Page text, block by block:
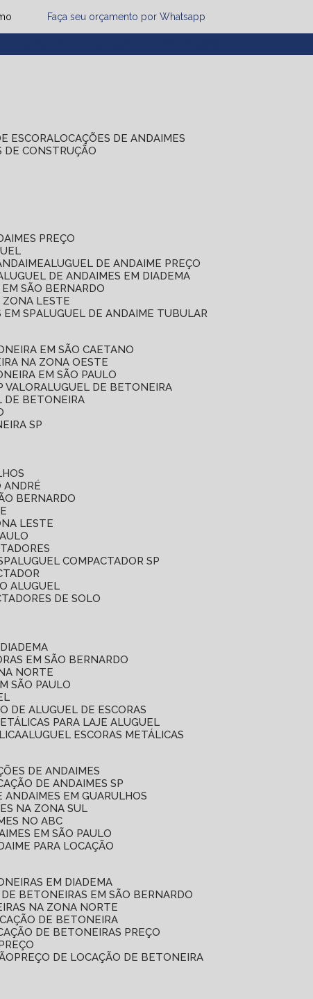
Faça seu orçamento por Whatsapp
ESCORA LOCAÇÕES DE ANDAIMES
DE CONSTRUÇÃO
PREÇO
ALUGUEL DE ANDAIME PREÇO
ALUGUEL DE ANDAIMES EM DIADEMA
EM SÃO BERNARDO
ZONA LESTE
EM SP ALUGUEL DE ANDAIME TUBULAR
EM SÃO CAETANO
NA ZONA OESTE
EM SÃO PAULO
VALOR ALUGUEL DE BETONEIRA
DE BETONEIRA
SP
ANDRÉ
BERNARDO
LESTE
ALUGUEL COMPACTADOR SP
ALUGUEL
DE SOLO
EM SÃO BERNARDO
NORTE
SÃO PAULO
DE ALUGUEL DE ESCORAS
PARA LAJE ALUGUEL
ALUGUEL ESCORAS METÁLICAS
DE ANDAIMES
DE ANDAIMES SP
ANDAIMES EM GUARULHOS
NA ZONA SUL
NO ABC
EM SÃO PAULO
PARA LOCAÇÃO
EM DIADEMA
DE BETONEIRAS EM SÃO BERNARDO
NA ZONA NORTE
DE BETONEIRA
DE BETONEIRAS PREÇO
PREÇO DE LOCAÇÃO DE BETONEIRA